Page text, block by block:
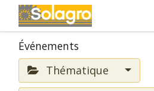
Événements
Thématique